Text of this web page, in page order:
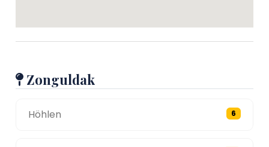
Zonguldak
Höhlen 6